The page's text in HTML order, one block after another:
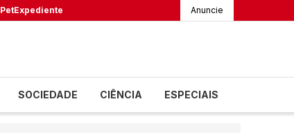
PetExpediente Anuncie
SOCIEDADE CIÊNCIA ESPECIAIS